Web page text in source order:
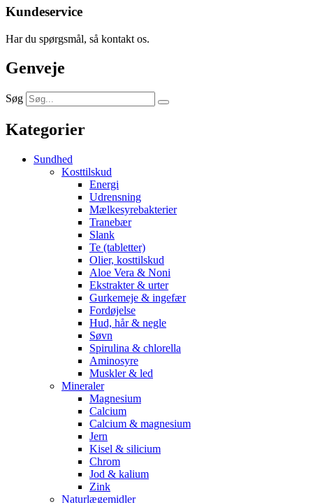
Kundeservice
Har du spørgsmål, så kontakt os.
Genveje
Søg
Kategorier
Sundhed
Kosttilskud
Energi
Udrensning
Mælkesyrebakterier
Tranebær
Slank
Te (tabletter)
Olier, kosttilskud
Aloe Vera & Noni
Ekstrakter & urter
Gurkemeje & ingefær
Fordøjelse
Hud, hår & negle
Søvn
Spirulina & chlorella
Aminosyre
Muskler & led
Mineraler
Magnesium
Calcium
Calcium & magnesium
Jern
Kisel & silicium
Chrom
Jod & kalium
Zink
Naturlægemidler